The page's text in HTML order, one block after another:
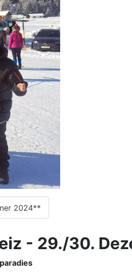
2024**
- 29./30.